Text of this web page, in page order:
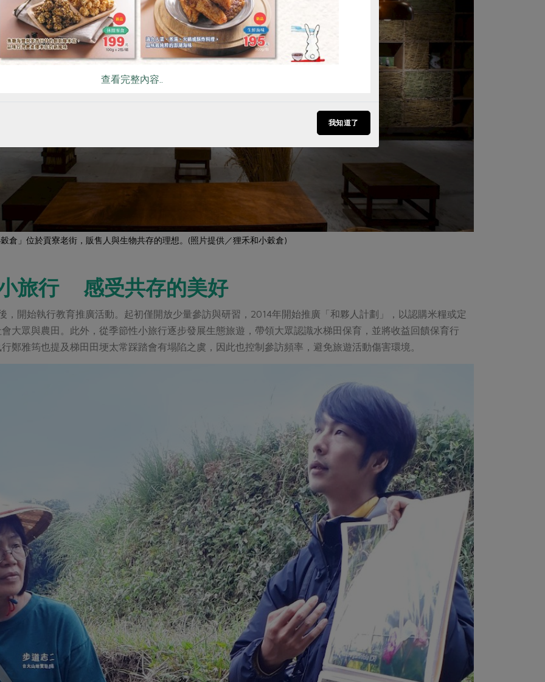
倉」位於貢寮老街，販售人與生物共存的理想。(照片提供／狸禾和小穀倉)
旅行 感受共存的美好
，開始執行教育推廣活動。起初僅開放少量參訪與研習，2014年開始推廣「和夥人計劃」，以認購米糧或定
大眾與農田。此外，從季節性小旅行逐步發展生態旅遊，帶領大眾認識水梯田保育，並將收益回饋保育行
鄭雅筠也提及梯田田埂太常踩踏會有塌陷之虞，因此也控制參訪頻率，避免旅遊活動傷害環境。
查看完整內容..
我知道了